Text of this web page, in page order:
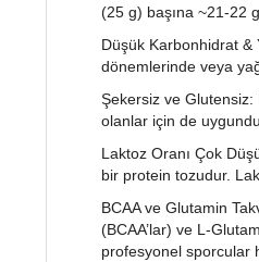
(25 g) başına ~21-22
Düşük Karbonhidrat
dönemlerinde veya
Şekersiz ve
olanlar için de
Laktoz Oranı Çok
bir protein tozudur.
BCAA ve Glutamin
(BCAA’lar) ve L-
profesyonel sporcular